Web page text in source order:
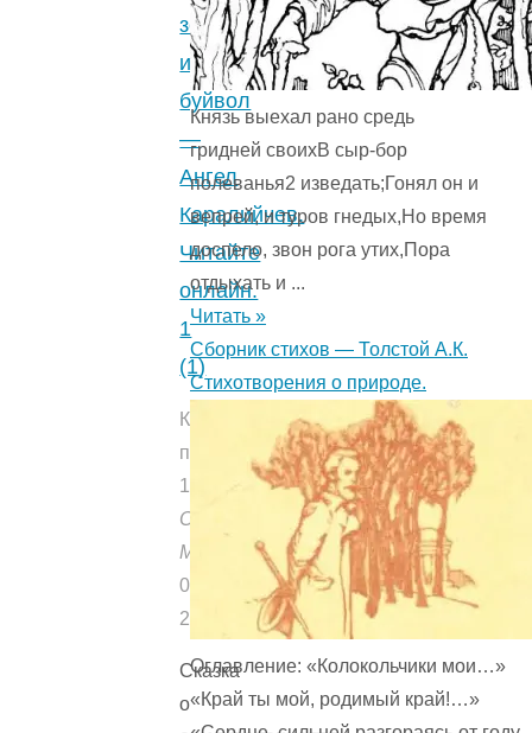
зерно
и
буйвол
—
Ангел
Каралийчев.
Читайте
онлайн.
1
(1)
Количество
прочтений:
1722
Опубликовано:
Мишуткой
08.02.2019
20.02.2019
Сказка
о
Князь выехал рано средь
гридней своихВ сыр-бор
полеванья2 изведать;Гонял он и
вепрей, и туров гнедых,Но время
доспело, звон рога утих,Пора
отдыхать и ...
Читать »
Сборник стихов — Толстой А.К.
Стихотворения о природе.
Оглавление: «Колокольчики мои…»
«Край ты мой, родимый край!…»